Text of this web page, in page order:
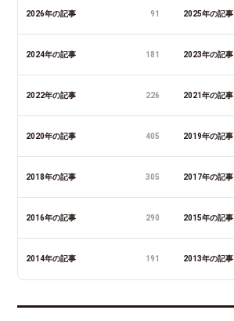
2026年の記事 91 2025年の記事
2024年の記事 181 2023年の記事
2022年の記事 226 2021年の記事
2020年の記事 405 2019年の記事
2018年の記事 305 2017年の記事
2016年の記事 290 2015年の記事
2014年の記事 191 2013年の記事